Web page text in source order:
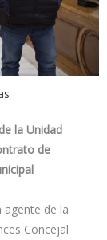
la Unidad
de
de la
Concejal